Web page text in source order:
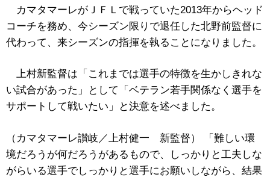
カマタマーレがＪＦＬで戦っていた2013年からヘッド
コーチを務め、今シーズン限りで退任した北野前監督に
代わって、来シーズンの指揮を執ることになりました。
上村新監督は「これまでは選手の特徴を生かしきれな
い試合があった」として「ベテラン若手関係なく選手を
サポートして戦いたい」と決意を述べました。
（カマタマーレ讃岐／上村健一 新監督） 「難しい環
境だろうが何だろうがあるもので、しっかりと工夫しな
がらいる選手でしっかりと選手にお願いしながら、結果